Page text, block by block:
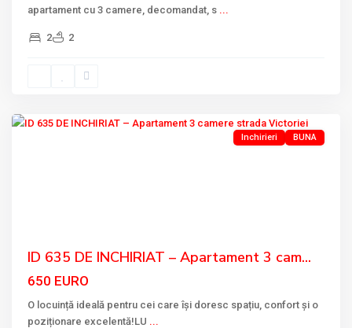
apartament cu 3 camere, decomandat, s ...
2 2
VICTORIEI
Inchirieri BUNA
ID 635 DE INCHIRIAT – Apartament 3 cam...
650 EURO
O locuință ideală pentru cei care își doresc spațiu, confort și o
poziționare excelentă!LU ...